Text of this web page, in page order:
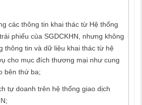
các thông tin khai thác từ Hệ thống
phiếu của SGDCKHN, nhưng không
thông tin và dữ liệu khai thác từ hệ
cho mục đích thương mại như cung
bên thứ ba;
tự doanh trên hệ thống giao dịch